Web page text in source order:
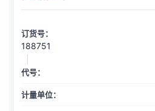
订货号：
188751
代号：
计量单位：